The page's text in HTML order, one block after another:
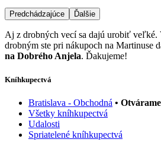
Predchádzajúce Ďalšie
Aj z drobných vecí sa dajú urobiť
drobným ste pri nákupoch na Martinuse
na Dobrého Anjela. Ďakujeme!
Kníhkupectvá
Bratislava - Obchodná •
Všetky kníhkupectvá
Udalosti
Spriatelené kníhkupectvá